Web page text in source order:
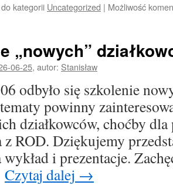
kategorii Uncategorized | Możliwość
„nowych”
06-25, autor: Stanisław
odbyło się szkolenie
powinny
działkowców, choćby
z ROD. Dziękujemy
i prezentacje.
Czytaj dalej →